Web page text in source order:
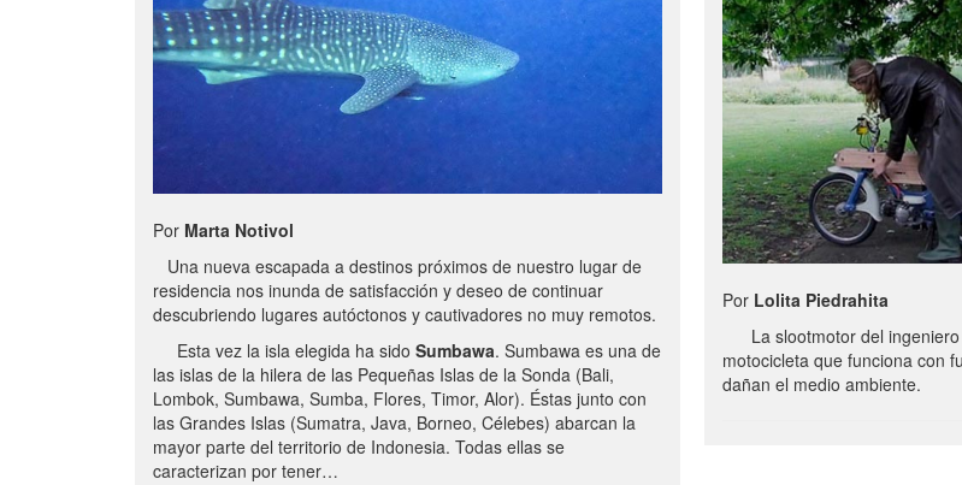
Por Marta Notivol
Una nueva escapada a destinos próximos de nuestro lugar de
residencia nos inunda de satisfacción y deseo de continuar
descubriendo lugares autóctonos y cautivadores no muy remotos.
Esta vez la isla elegida ha sido Sumbawa. Sumbawa es una de
las islas de la hilera de las Pequeñas Islas de la Sonda (Bali,
Lombok, Sumbawa, Sumba, Flores, Timor, Alor). Éstas junto con
las Grandes Islas (Sumatra, Java, Borneo, Célebes) abarcan la
mayor parte del territorio de Indonesia. Todas ellas se
caracterizan por tener…
Por Lolita Piedrahita
La slootmotor del ingeniero
motocicleta que funciona con
dañan el medio ambiente.